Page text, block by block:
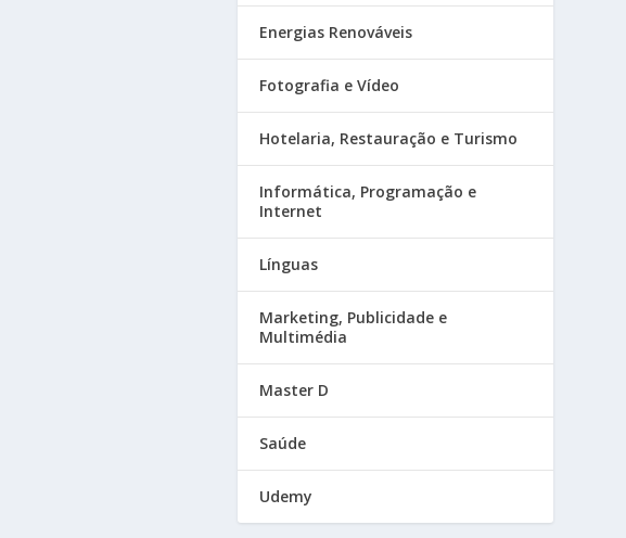
Energias Renováveis
Fotografia e Vídeo
Hotelaria, Restauração e Turismo
Informática, Programação e
Internet
Línguas
Marketing, Publicidade e
Multimédia
Master D
Saúde
Udemy